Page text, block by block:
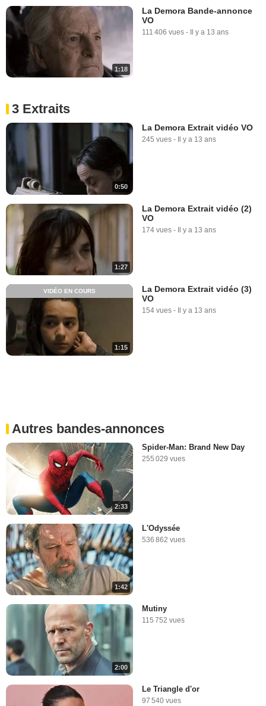
1:18
La Demora Bande-annonce
VO
111 406 vues - Il y a 13 ans
3 Extraits
0:50
La Demora Extrait vidéo VO
245 vues - Il y a 13 ans
1:27
La Demora Extrait vidéo (2)
VO
174 vues - Il y a 13 ans
1:15
VIDÉO EN COURS
La Demora Extrait vidéo (3)
VO
154 vues - Il y a 13 ans
Autres bandes-annonces
2:33
Spider-Man: Brand New Day
255 029 vues
1:42
L'Odyssée
536 862 vues
2:00
Mutiny
115 752 vues
Le Triangle d'or
97 540 vues